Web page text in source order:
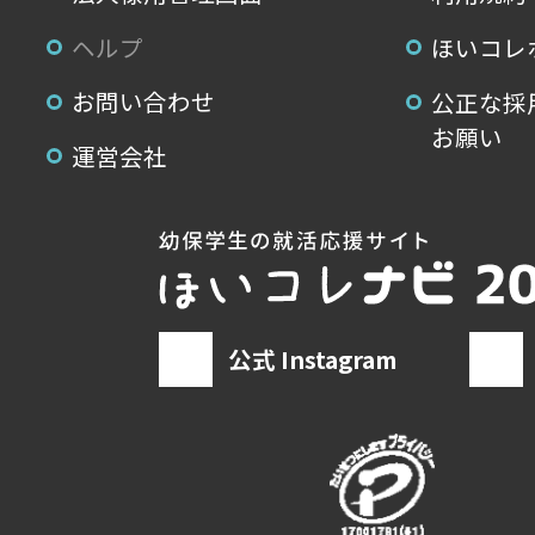
ヘルプ
ほいコ
お問い合わせ
公正な
お願い
運営会社
公式 Instagram